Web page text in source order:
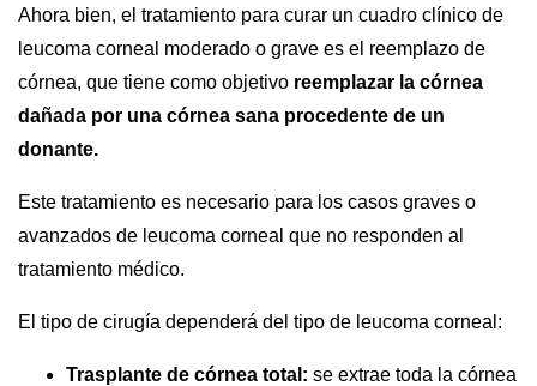
Ahora bien, el tratamiento para curar un cuadro clínico de
leucoma corneal moderado o grave es el reemplazo de
córnea, que tiene como objetivo reemplazar la córnea
dañada por una córnea sana procedente de un
donante.
Este tratamiento es necesario para los casos graves o
avanzados de leucoma corneal que no responden al
tratamiento médico.
El tipo de cirugía dependerá del tipo de leucoma corneal:
Trasplante de córnea total: se extrae toda la córnea